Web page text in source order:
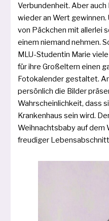
Verbundenheit. Aber
wie­der an Wert
von Päckchen mit aller­lei
einem nie­mand neh­men.
MLU-Studentin Marie
für ihre Großeltern einen
Fotokalender gestal­tet.
per­sön­lich die Bilder
Wahrscheinlichkeit, dass
Krankenhaus sein wird.
Weihnachtsbaby auf dem
freu­di­ger